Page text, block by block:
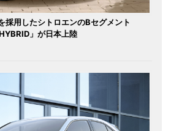
採用したシトロエンのBセグメント
」が日本上陸